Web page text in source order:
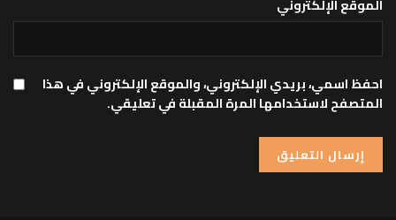
الموقع الإلكتروني
احفظ اسمي، بريدي الإلكتروني، والموقع الإلكتروني في هذا
المتصفح لاستخدامها المرة المقبلة في تعليقي.